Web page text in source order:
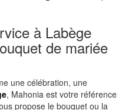
à Labège
de mariée
une célébration, une
, Mahonia est votre référence
propose le bouquet ou la